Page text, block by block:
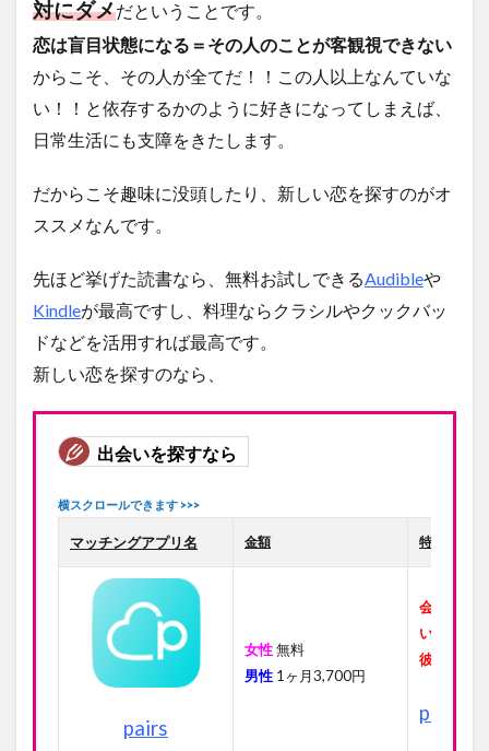
対にダメだということです。
恋は盲目状態になる＝その人のことが客観視できない
からこそ、その人が全てだ！！この人以上なんていな
い！！と依存するかのように好きになってしまえば、
日常生活にも支障をきたします。
だからこそ趣味に没頭したり、新しい恋を探すのがオ
ススメなんです。
先ほど挙げた読書なら、無料お試しできるAudibleや
Kindleが最高ですし、料理ならクラシルやクックバッ
ドなどを活用すれば最高です。
新しい恋を探すのなら、
出会いを探すなら
マッチングアプリ名 金額 特徴
pairs
女性無料
男性 1ヶ月3,700円
会員数
いたい初
彼女と出
pairs